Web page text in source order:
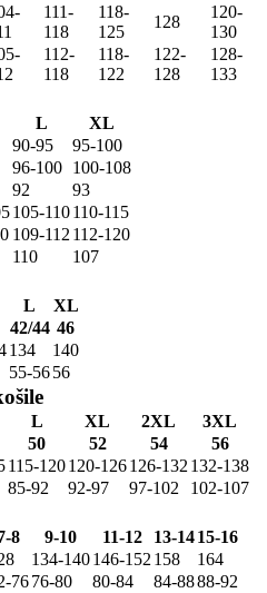
111-
118
118-
125
128
120-
130
112-
118
118-
122
122-
128
128-
133
L
XL
90-95
95-100
96-100 100-108
92
93
105-110110-115
109-112 112-120
110 107
L
XL
42/44 46
134
140
55-5656
L XL 2XL
3XL
50 52 54
56
115-120120-126126-132 132-138
85-92 92-97 97-102 102-107
8 9-10 11-12 13-1415-16
134-140146-152 158
164
7676-80 80-84 84-8888-92